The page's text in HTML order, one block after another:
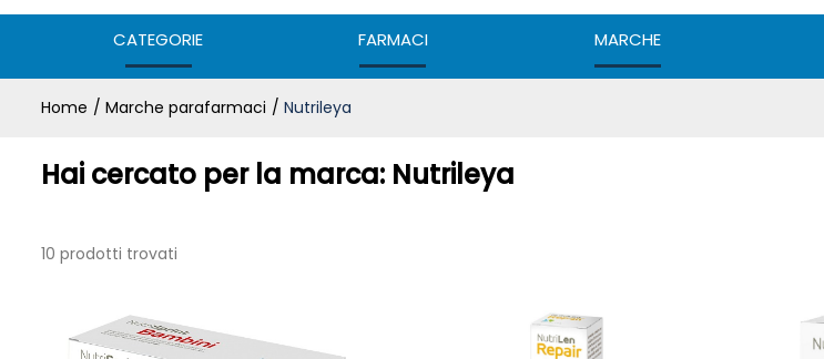
CATEGORIE FARMACI MARCHE
Home Marche parafarmaci Nutrileya
Hai cercato per la marca: Nutrileya
10 prodotti trovati